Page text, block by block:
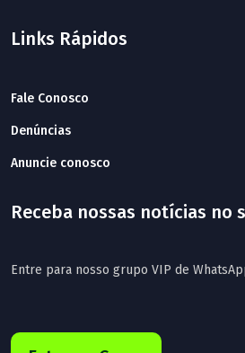
Links Rápidos
Fale Conosco
Denúncias
Anuncie conosco
Receba nossas notícias no
Entre para nosso grupo VIP de